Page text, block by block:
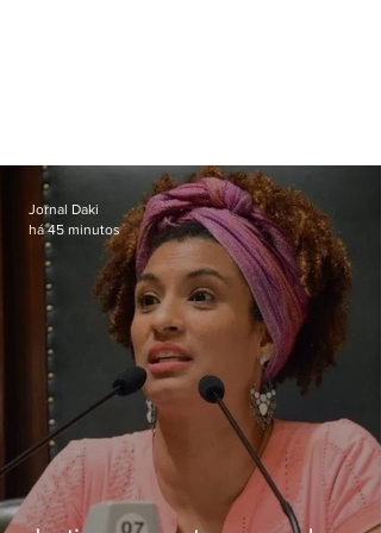
Jornal Daki
há 45 minutos